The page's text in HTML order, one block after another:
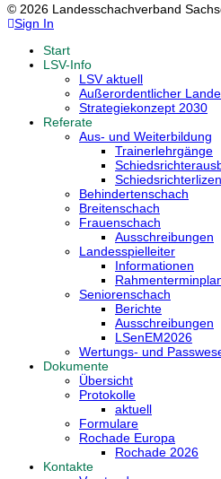
© 2026 Landesschachverband
Sign In
Start
LSV-Info
LSV aktuell
Außerordentlicher
Strategiekonzept 2030
Referate
Aus- und Weiterbildung
Trainerlehrgänge
Behindertenschach
Breitenschach
Frauenschach
Ausschreibungen
Landesspielleiter
Informationen
Seniorenschach
Berichte
Ausschreibungen
LSenEM2026
Wertungs- und
Dokumente
Übersicht
Protokolle
aktuell
Formulare
Rochade Europa
Rochade 2026
Kontakte